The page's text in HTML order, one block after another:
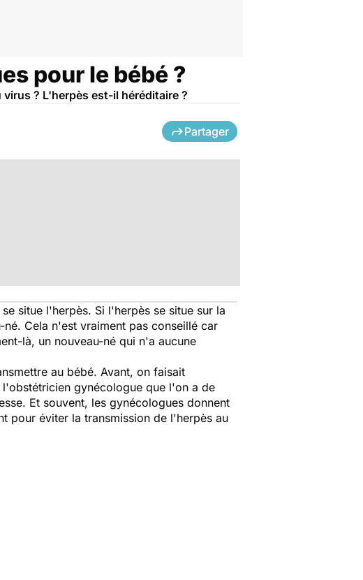
pour le bébé ?
? L'herpès est-il héréditaire ?
Partager
situe l'herpès. Si l'herpès se situe sur la
Cela n'est vraiment pas conseillé car
là, un nouveau-né qui n'a aucune
au bébé. Avant, on faisait
gynécologue que l'on a de
Et souvent, les gynécologues donnent
pour éviter la transmission de l'herpès au